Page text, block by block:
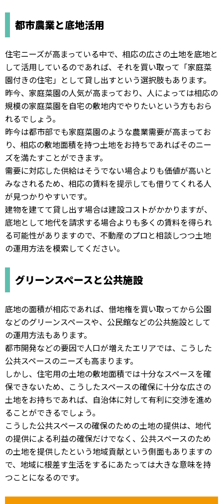
都市農業と底地活用
住宅ニーズが高まっている中で、相応の広さの土地を底地と
して活用しているのであれば、それを買い取って「家庭菜
園付きの住宅」として貸し出すという選択肢もあります。
昨今、家庭菜園の人気が高まっており、人によっては相応の
規模の家庭菜園を自宅の敷地内でやりたいという方もおら
れるでしょう。
昨今は都市部でも家庭菜園のような農業需要が高まってお
り、相応の敷地面積を持つ土地をお持ちであればそのニー
ズを満たすことができます。
需要に対応した供給はそうでない場合よりも価値が高いと
みなされるため、相応の賃料を提示しても借りてくれる人
が見つかりやすいです。
建物を建てて貸し出す場合は建設コストがかかりますが、
底地として地代を請求する場合よりも多くの賃料を得られ
る可能性がありますので、不動産のプロと相談しつつ土地
の運用方法を模索してください。
グリーンスペースと公共施設
底地の面積が相応であれば、借地権を買い取ってから公園
などのグリーンスペースや、公民館などの公共施設として
の運用方法もあります。
都市開発などの要因で人口が増えたエリアでは、こうした
公共スペースのニーズも高まります。
しかし、住宅用の土地の敷地面積では十分なスペースを確
保できないため、こうしたスペースの確保に十分な広さの
土地をお持ちであれば、自治体に対して有利に交渉を進め
ることができるでしょう。
こうした公共スペースの確保のための土地の提供は、地代
の提供による利益の確保だけでなく、公共スペースのため
の土地を提供したという地域貢献という側面もありますの
で、地域に根差す生活をするにあたっては大きな意味を持
つことになるのです。